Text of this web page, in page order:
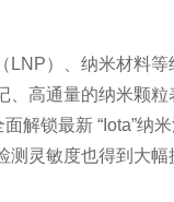
）、纳米材料
高通量的纳米颗
解锁最新 “Iota”
灵敏度也得到大